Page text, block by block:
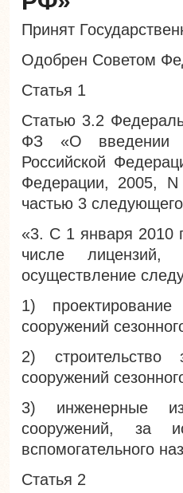
Принят
Одобрен Советом
Статья 1
Статью 3.2
ФЗ «О введении в
Российской
Федерации, 2005,
частью 3
«3. С 1 января 2010
числе
осуществление
1)
сооружений
2)
сооружений
3) инженерные
сооружений, за
вспомогательного
Статья 2